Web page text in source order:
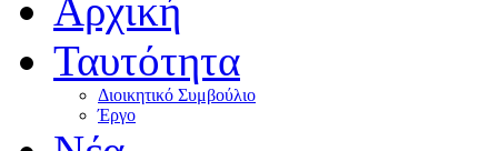
Αρχική
Ταυτότητα
Διοικητικό Συμβούλιο
Έργο